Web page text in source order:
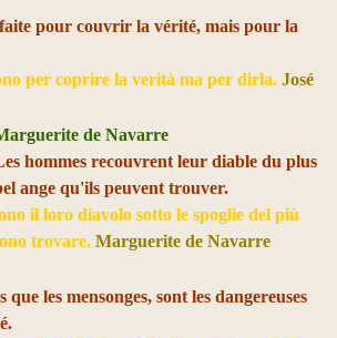
pour couvrir la vérité, mais pour la
per coprire la verità ma per dirla. José
de Navarre
hommes recouvrent leur diable du plus
ange qu'ils peuvent trouver.
il loro diavolo sotto le spoglie del più
trovare. Marguerite de Navarre
les mensonges, sont les dangereuses